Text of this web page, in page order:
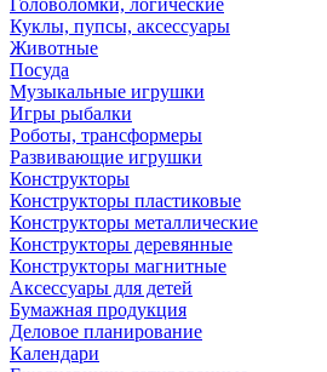
Головоломки, логические
Куклы, пупсы, аксессуары
Животные
Посуда
Музыкальные игрушки
Игры рыбалки
Роботы, трансформеры
Развивающие игрушки
Конструкторы
Конструкторы пластиковые
Конструкторы металлические
Конструкторы деревянные
Конструкторы магнитные
Аксессуары для детей
Бумажная продукция
Деловое планирование
Календари